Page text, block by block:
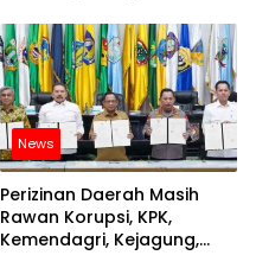
News
Perizinan Daerah Masih
Rawan Korupsi, KPK,
Kemendagri, Kejagung,